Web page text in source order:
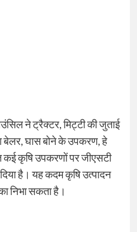
ने ट्रैक्टर, मिट्टी की जुताई
बेलर, घास बोने के उपकरण, हे
कई कृषि उपकरणों पर जीएसटी
है। यह कदम कृषि उत्पादन
निभा सकता है।